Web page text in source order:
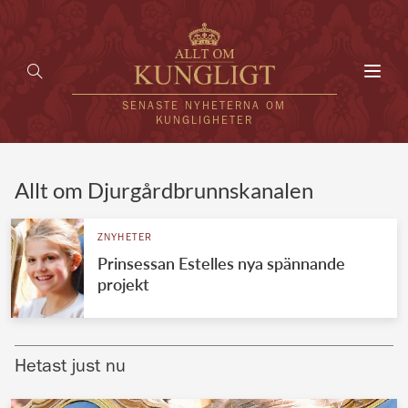
SENASTE NYHETERNA OM
KUNGLIGHETER
UTLÄNDSKT
VÄRLDENS KUNGAHUS
Brittiska kungahuset
Allt om Djurgårdbrunnskanalen
ZNYHETER
Prinsessan Estelles nya spännande
projekt
Hetast just nu